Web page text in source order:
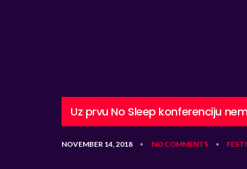
Uz prvu No Sleep konferenciju
NOVEMBER 14, 2018 • NO COMMENTS •